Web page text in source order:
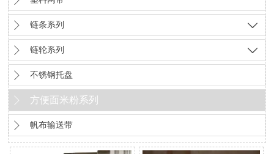
 链条系列 
 链轮系列 
 不锈钢托盘
 方便面米粉系列
 帆布输送带